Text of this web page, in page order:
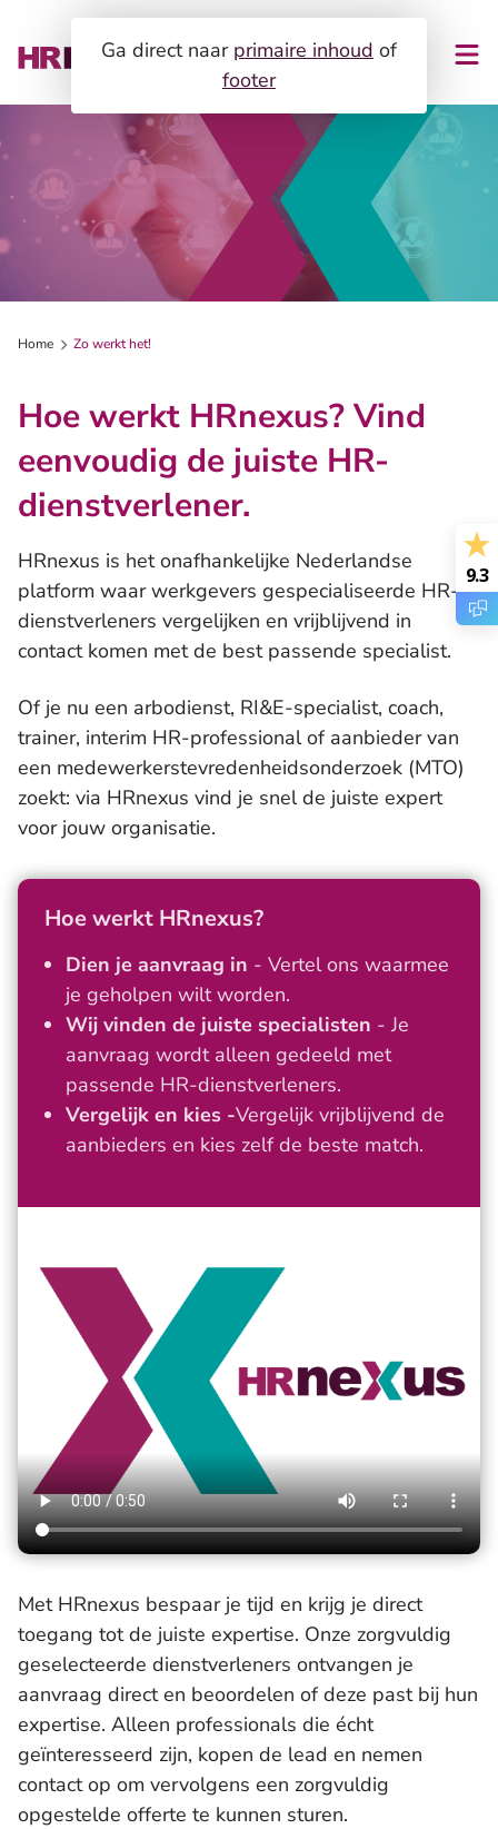
Ga direct naar primaire inhoud of
footer
HR-verplichtingen
HR-ondersteuning
Organisatie en ontwikkeling
Zo werkt het!
Expertises
Loopbaanontwikkeling en assessments
Gezondheid en re-integratie
HR-dienstverlening
Trainingen en workshops
Over ons
Klantverhalen
Home Zo werkt het!
Hoe werkt HRnexus? Vind
eenvoudig de juiste HR-
dienstverlener.
HRnexus is het onafhankelijke Nederlandse
platform waar werkgevers gespecialiseerde HR-
dienstverleners vergelijken en vrijblijvend in
contact komen met de best passende specialist.
Of je nu een arbodienst, RI&E-specialist, coach,
trainer, interim HR-professional of aanbieder van
een medewerkerstevredenheidsonderzoek (MTO)
zoekt: via HRnexus vind je snel de juiste expert
voor jouw organisatie.
9.3
Hoe werkt HRnexus?
Dien je aanvraag in - Vertel ons waarmee
je geholpen wilt worden.
Wij vinden de juiste specialisten - Je
aanvraag wordt alleen gedeeld met
passende HR-dienstverleners.
Vergelijk en kies -Vergelijk vrijblijvend de
aanbieders en kies zelf de beste match.
Met HRnexus bespaar je tijd en krijg je direct
toegang tot de juiste expertise. Onze zorgvuldig
geselecteerde dienstverleners ontvangen je
aanvraag direct en beoordelen of deze past bij hun
expertise. Alleen professionals die écht
geïnteresseerd zijn, kopen de lead en nemen
contact op om vervolgens een zorgvuldig
opgestelde offerte te kunnen sturen.